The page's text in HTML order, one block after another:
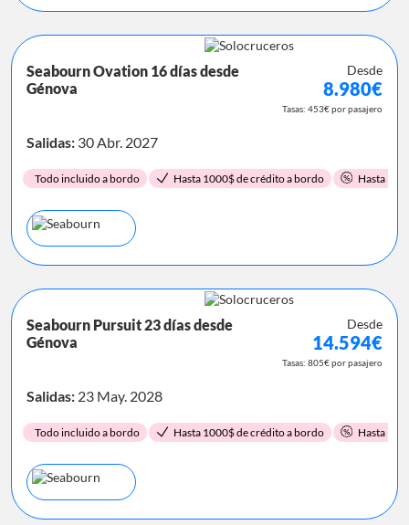
Seabourn Ovation 16 días desde
Génova
Desde
8.980€
Tasas: 453€ por pasajero
Salidas: 30 Abr. 2027
Todo incluido a bordo Hasta 1000$ de crédito a bordo Hasta
Seabourn Pursuit 23 días desde
Génova
Desde
14.594€
Tasas: 805€ por pasajero
Salidas: 23 May. 2028
Todo incluido a bordo Hasta 1000$ de crédito a bordo Hasta